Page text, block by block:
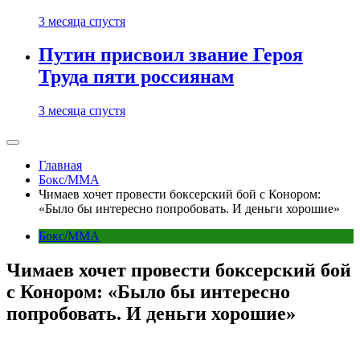
3 месяца спустя
Путин присвоил звание Героя
Труда пяти россиянам
3 месяца спустя
Главная
Бокс/MMA
Чимаев хочет провести боксерский бой с Конором:
«Было бы интересно попробовать. И деньги хорошие»
Бокс/MMA
Чимаев хочет провести боксерский бой
с Конором: «Было бы интересно
попробовать. И деньги хорошие»